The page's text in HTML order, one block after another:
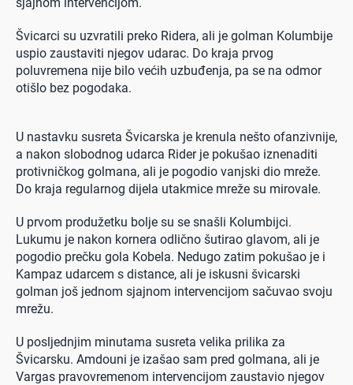
Švicarci su uzvratili preko Ridera, ali je golman Kolumbije
uspio zaustaviti njegov udarac. Do kraja prvog
poluvremena nije bilo većih uzbuđenja, pa se na odmor
otišlo bez pogodaka.
U nastavku susreta Švicarska je krenula nešto ofanzivnije,
a nakon slobodnog udarca Rider je pokušao iznenaditi
protivničkog golmana, ali je pogodio vanjski dio mreže.
Do kraja regularnog dijela utakmice mreže su mirovale.
U prvom produžetku bolje su se snašli Kolumbijci.
Lukumu je nakon kornera odlično šutirao glavom, ali je
pogodio prečku gola Kobela. Nedugo zatim pokušao je i
Kampaz udarcem s distance, ali je iskusni švicarski
golman još jednom sjajnom intervencijom sačuvao svoju
mrežu.
U posljednjim minutama susreta velika prilika za
Švicarsku. Amdouni je izašao sam pred golmana, ali je
Vargas pravovremenom intervencijom zaustavio njegov